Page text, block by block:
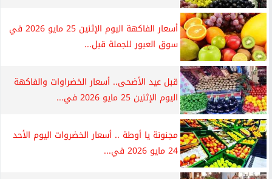
أسعار الفاكهة اليوم الإثنين 25 مايو 2026 في
سوق العبور للجملة قبل...
قبل عيد الأضحى.. أسعار الخضراوات والفاكهة
اليوم الإثنين 25 مايو 2026 في...
مجنونة يا أوطة .. أسعار الخضروات اليوم الأحد
24 مايو 2026 في...